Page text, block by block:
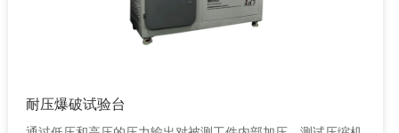
耐压爆破试验台